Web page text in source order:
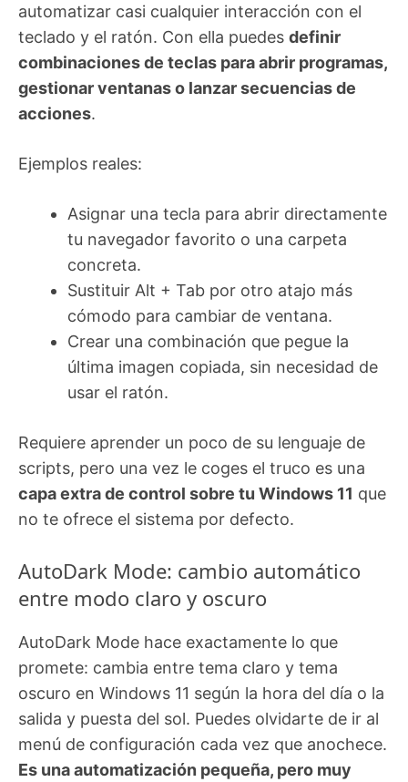
automatizar casi cualquier interacción con el
teclado y el ratón. Con ella puedes definir
combinaciones de teclas para abrir programas,
gestionar ventanas o lanzar secuencias de
acciones.
Ejemplos reales:
Asignar una tecla para abrir directamente
tu navegador favorito o una carpeta
concreta.
Sustituir Alt + Tab por otro atajo más
cómodo para cambiar de ventana.
Crear una combinación que pegue la
última imagen copiada, sin necesidad de
usar el ratón.
Requiere aprender un poco de su lenguaje de
scripts, pero una vez le coges el truco es una
capa extra de control sobre tu Windows 11 que
no te ofrece el sistema por defecto.
AutoDark Mode: cambio automático
entre modo claro y oscuro
AutoDark Mode hace exactamente lo que
promete: cambia entre tema claro y tema
oscuro en Windows 11 según la hora del día o la
salida y puesta del sol. Puedes olvidarte de ir al
menú de configuración cada vez que anochece.
Es una automatización pequeña, pero muy